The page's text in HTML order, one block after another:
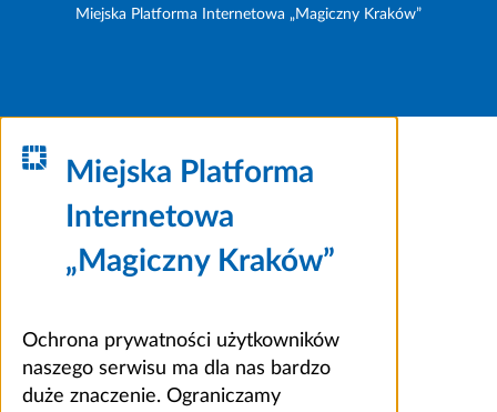
Miejska Platforma Internetowa „Magiczny Kraków”
Miejska Platforma
Internetowa
„Magiczny Kraków”
Ochrona prywatności użytkowników
naszego serwisu ma dla nas bardzo
duże znaczenie. Ograniczamy